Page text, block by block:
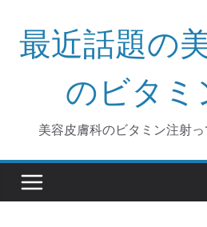
キ
最近話題の
のビタミ
美容皮膚科のビタミン注射